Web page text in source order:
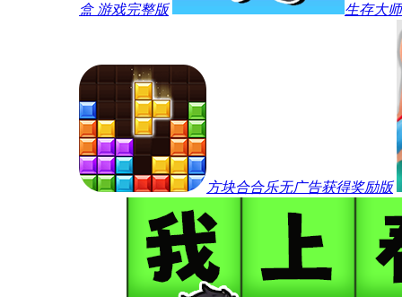
盒 游戏完整版 生存大
方块合合乐无广告获得奖励版